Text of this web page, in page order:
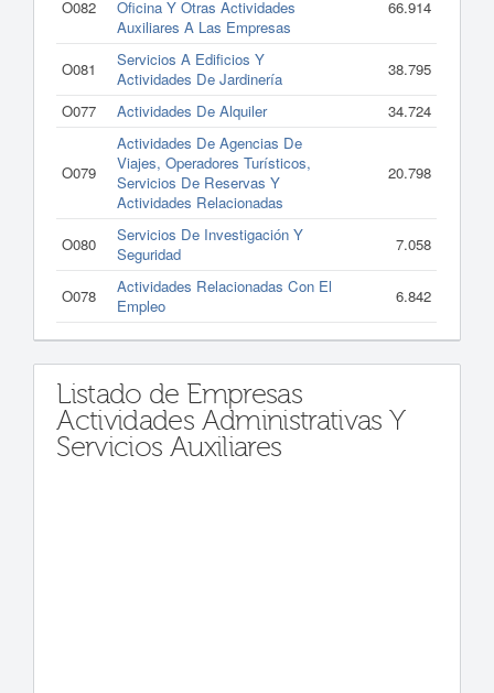
O082
Oficina Y Otras Actividades
Auxiliares A Las Empresas
66.914
O081
Servicios A Edificios Y
Actividades De Jardinería
38.795
O077
Actividades De Alquiler 34.724
O079
Actividades De Agencias De
Viajes, Operadores Turísticos,
Servicios De Reservas Y
Actividades Relacionadas
20.798
O080
Servicios De Investigación Y
Seguridad
7.058
O078
Actividades Relacionadas Con El
Empleo
6.842
Listado de Empresas
Actividades Administrativas Y
Servicios Auxiliares